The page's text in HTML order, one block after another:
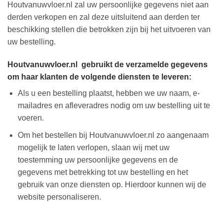
Houtvanuwvloer.nl zal uw persoonlijke gegevens niet aan
derden verkopen en zal deze uitsluitend aan derden ter
beschikking stellen die betrokken zijn bij het uitvoeren van
uw bestelling.
Houtvanuwvloer.nl gebruikt de verzamelde gegevens
om haar klanten de volgende diensten te leveren:
Als u een bestelling plaatst, hebben we uw naam, e-
mailadres en afleveradres nodig om uw bestelling uit te
voeren.
Om het bestellen bij Houtvanuwvloer.nl zo aangenaam
mogelijk te laten verlopen, slaan wij met uw
toestemming uw persoonlijke gegevens en de
gegevens met betrekking tot uw bestelling en het
gebruik van onze diensten op. Hierdoor kunnen wij de
website personaliseren.